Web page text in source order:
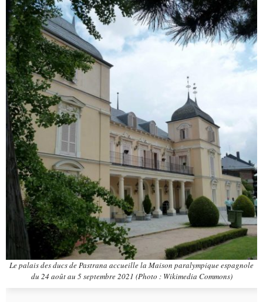
Le palais des ducs de Pastrana accueille la Maison paralympique espagnole
du 24 août au 5 septembre 2021 (Photo : Wikimedia Commons)